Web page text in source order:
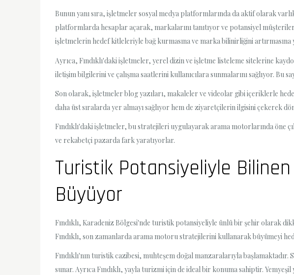
Bunun yanı sıra, işletmeler sosyal medya platformlarında da aktif olarak
platformlarda hesaplar açarak, markalarını tanıtıyor ve potansiyel
işletmelerin hedef kitleleriyle bağ kurmasına ve marka bilinirliğini artırmasına
Ayrıca, Fındıklı'daki işletmeler, yerel dizin ve işletme listeleme sitelerine
iletişim bilgilerini ve çalışma saatlerini kullanıcılara sunmalarını sağlıyor.
Son olarak, işletmeler blog yazıları, makaleler ve videolar gibi içeriklerle
daha üst sıralarda yer almayı sağlıyor hem de ziyaretçilerin ilgisini çekerek
Fındıklı'daki işletmeler, bu stratejileri uygulayarak arama motorlarında öne
ve rekabetçi pazarda fark yaratıyorlar.
Turistik Potansiyeliyle
Büyüyor
Fındıklı, Karadeniz Bölgesi'nde turistik potansiyeliyle ünlü bir şehir olarak
Fındıklı, son zamanlarda arama motoru stratejilerini kullanarak büyümeyi
Fındıklı'nın turistik cazibesi, muhteşem doğal manzaralarıyla
sunar. Ayrıca Fındıklı, yayla turizmi için de ideal bir konuma sahiptir.